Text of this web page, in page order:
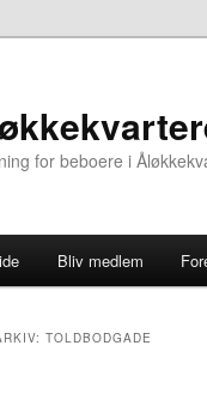
for beboere i
Bliv medlem
TOLDBODGADE